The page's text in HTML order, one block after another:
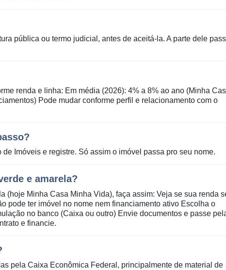
pública ou termo judicial, antes de aceitá-la. A parte dele
renda e linha: Em média (2026): 4% a 8% ao ano (Minha
Pode mudar conforme perfil e relacionamento com o
Imóveis e registre. Só assim o imóvel passa pro seu nome.
e amarela?
(hoje Minha Casa Minha Vida), faça assim: Veja se sua renda
pode ter imóvel no nome nem financiamento ativo Escolha o
no banco (Caixa ou outro) Envie documentos e passe
e financie.
pela Caixa Econômica Federal, principalmente de material de